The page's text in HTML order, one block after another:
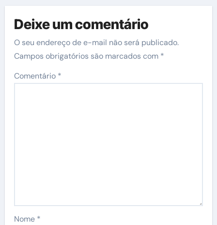
Deixe um comentário
O seu endereço de e-mail não será publicado.
Campos obrigatórios são marcados com *
Comentário *
Nome *